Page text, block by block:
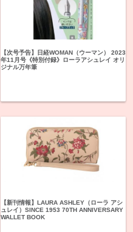
【次号予告】日経WOMAN（ウーマン） 2023
年11月号《特別付録》ローラアシュレイ オリ
ジナル万年筆
【新刊情報】LAURA ASHLEY（ローラ アシ
ュレイ）SINCE 1953 70TH ANNIVERSARY
WALLET BOOK